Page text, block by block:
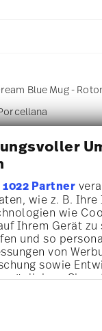
Partner
wie z. B. Ihre
wie
Ihrem Gerät zu
und so
von
sowie
Sie
Einwilligung
oder durch
Blue Mug -
10430-407170-
cm CURA E